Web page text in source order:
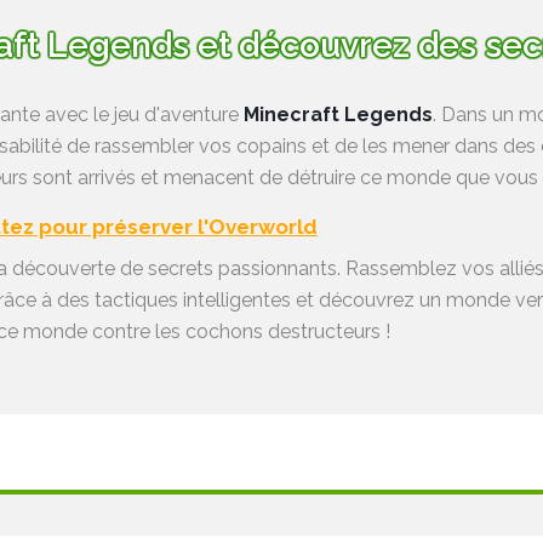
Legends et découvrez des
avec le jeu d'aventure Minecraft Legends. Dans un
de rassembler vos copains et de les mener dans
sont arrivés et menacent de détruire ce monde que
pour préserver l'Overworld
découverte de secrets passionnants. Rassemblez vos
à des tactiques intelligentes et découvrez un monde
monde contre les cochons destructeurs !